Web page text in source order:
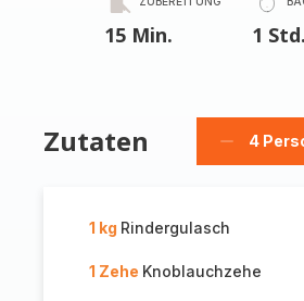
15 Min. 1
Zutaten
Personen
4
1 kg Rindergulasch
1 Zehe Knoblauchzehe